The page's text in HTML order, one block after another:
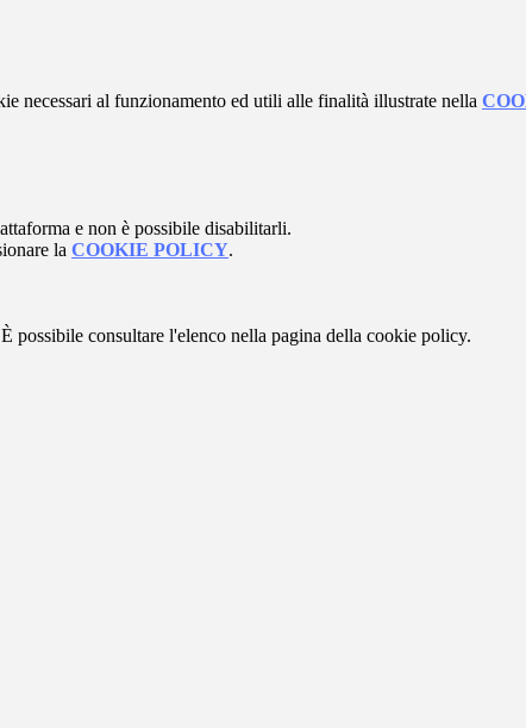
necessari al funzionamento ed utili alle finalità illustrate nella
e non è possibile disabilitarli.
la COOKIE POLICY.
possibile consultare l'elenco nella pagina della cookie policy.